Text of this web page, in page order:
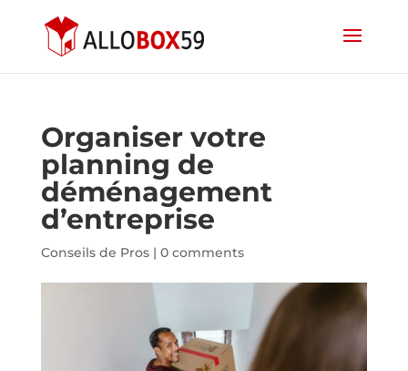
Organiser votre
planning de
déménagement
d’entreprise
Conseils de Pros| 0 comments